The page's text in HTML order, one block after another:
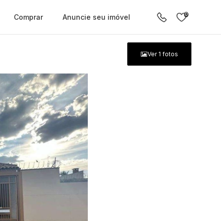
Comprar Anuncie seu imóvel 0
digital.
Ver 1 fotos